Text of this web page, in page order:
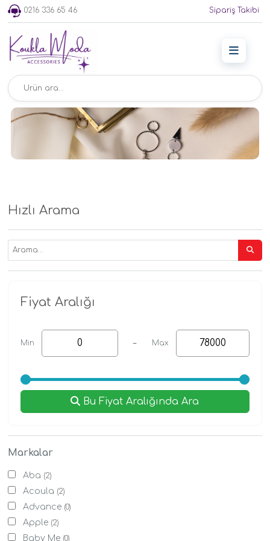
0216 336 65 46 Sipariş Takibi
Hızlı Arama
Fiyat Aralığı
Min - Max
Bu Fiyat Aralığında Ara
Markalar
Aba (2)
Acoula (2)
Advance (0)
Apple (2)
Baby Me (0)